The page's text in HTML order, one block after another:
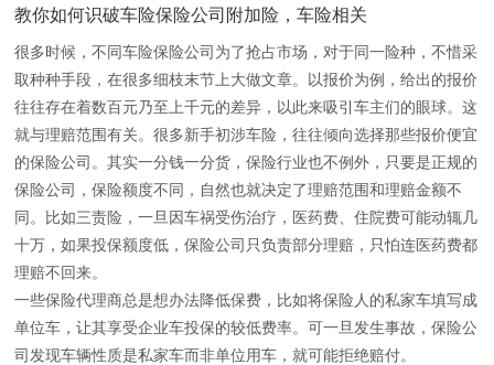
教你如何识破车险保险公司附加险，车险相关
很多时候，不同车险保险公司为了抢占市场，对于同一险种，不惜采
取种种手段，在很多细枝末节上大做文章。以报价为例，给出的报价
往往存在着数百元乃至上千元的差异，以此来吸引车主们的眼球。这
就与理赔范围有关。很多新手初涉车险，往往倾向选择那些报价便宜
的保险公司。其实一分钱一分货，保险行业也不例外，只要是正规的
保险公司，保险额度不同，自然也就决定了理赔范围和理赔金额不
同。比如三责险，一旦因车祸受伤治疗，医药费、住院费可能动辄几
十万，如果投保额度低，保险公司只负责部分理赔，只怕连医药费都
理赔不回来。
一些保险代理商总是想办法降低保费，比如将保险人的私家车填写成
单位车，让其享受企业车投保的较低费率。可一旦发生事故，保险公
司发现车辆性质是私家车而非单位用车，就可能拒绝赔付。